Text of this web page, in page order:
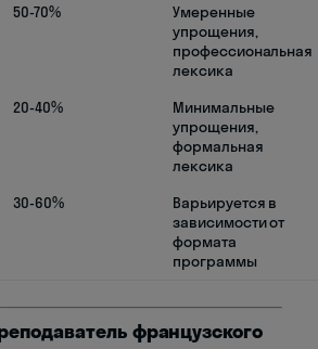
50-70%
Умеренные
упрощения,
профессиональная
лексика
20-40%
Минимальные
упрощения,
формальная
лексика
30-60%
Варьируется в
зависимости от
формата
программы
французского